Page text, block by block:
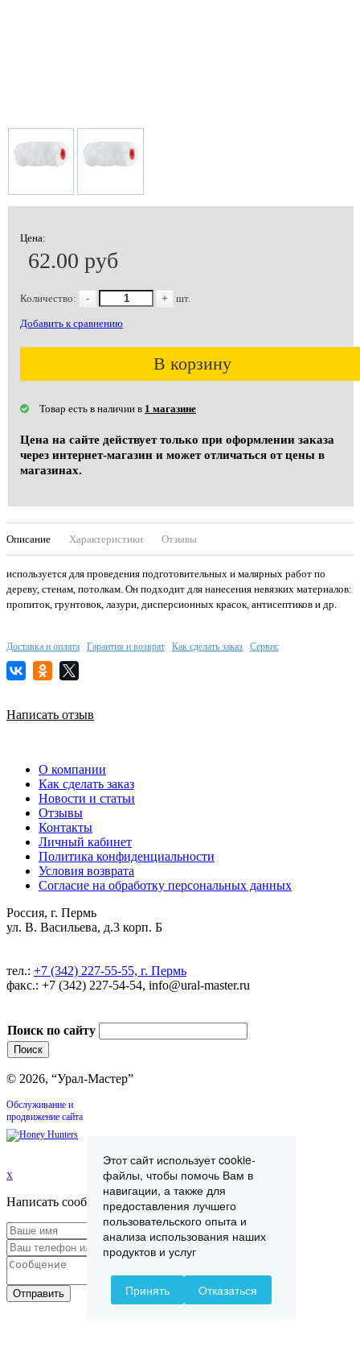
Цена:
62.00 руб
Количество: - + шт.
Добавить к сравнению
В корзину
Товар есть в наличии в 1 магазине
Цена на сайте действует только при оформлении заказа
через интернет-магазин и может отличаться от цены в
магазинах.
Описание Характеристики Отзывы
используется для проведения подготовительных и малярных работ по
дереву, стенам, потолкам. Он подходит для нанесения невязких материалов:
пропиток, грунтовок, лазури, дисперсионных красок, антисептиков и др.
Доставка и оплата Гарантия и возврат Как сделать заказ Сервис
Написать отзыв
О компании
Как сделать заказ
Новости и статьи
Отзывы
Контакты
Личный кабинет
Политика конфиденциальности
Условия возврата
Согласие на обработку персональных данных
Россия, г. Пермь
ул. В. Васильева, д.3 корп. Б
тел.: +7 (342) 227-55-55, г. Пермь
факс.: +7 (342) 227-54-54, info@ural-master.ru
Поиск по сайту
© 2026, “Урал-Мастер”
Обслуживание и
продвижение сайта
x
Написать сообщение
Отправить
Этот сайт использует cookie-
файлы, чтобы помочь Вам в
навигации, а также для
предоставления лучшего
пользовательского опыта и
анализа использования наших
продуктов и услуг
Принять Отказаться